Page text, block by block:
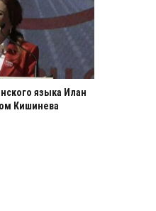
языка Илан
Кишинева